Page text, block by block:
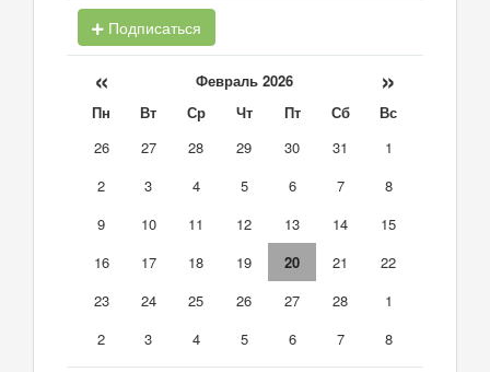
Подписаться
« Февраль 2026 »
Пн Вт Ср Чт Пт Сб
Вс
26
27 28 29 30 31
1
2
3 4 5 6 7
8
9
10 11 12 13 14
15
16
17 18 19 20 21
22
23
24 25 26 27 28
1
2
3 4 5 6 7 8